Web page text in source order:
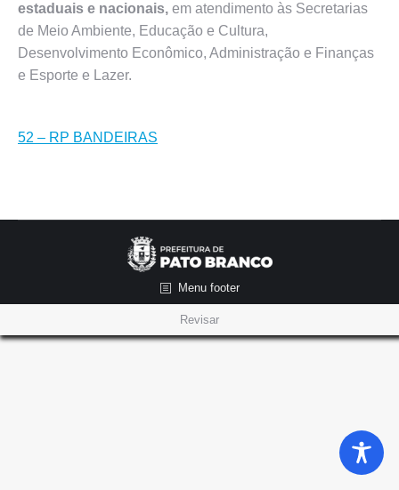
estaduais e nacionais, em atendimento às Secretarias
de Meio Ambiente, Educação e Cultura,
Desenvolvimento Econômico, Administração e Finanças
e Esporte e Lazer.
52 – RP BANDEIRAS
Menu footer
Revisar